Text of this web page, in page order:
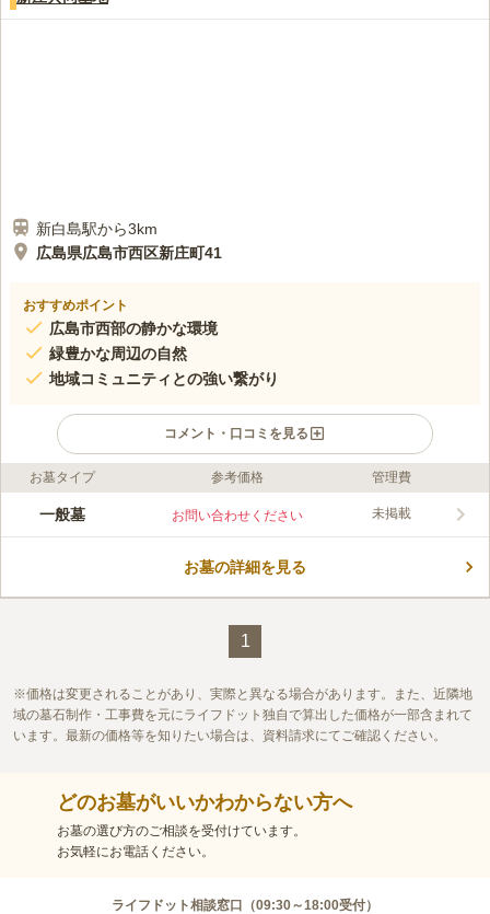
新白島駅から3km
広島県広島市西区新庄町41
おすすめポイント
広島市西部の静かな環境
緑豊かな周辺の自然
地域コミュニティとの強い繋がり
コメント・口コミを見る
口コミ評価
この霊園はまだ誰からも評価されていません。
お墓タイプ 参考価格 管理費
一般墓 お問い合わせください 未掲載
お墓の詳細を見る
1
価格は変更されることがあり、実際と異なる場合があります。また、近隣地
域の墓石制作・工事費を元にライフドット独自で算出した価格が一部含まれて
います。最新の価格等を知りたい場合は、資料請求にてご確認ください。
どのお墓がいいかわからない方へ
お墓の選び方のご相談を受付けています。
お気軽にお電話ください。
ライフドット相談窓口（09:30～18:00受付）